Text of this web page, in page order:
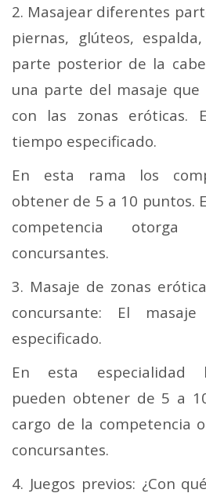
2. Masajear diferentes
piernas, glúteos,
parte posterior de la
una parte del masaje que
con las zonas eróticas.
tiempo especificado.
En esta rama los
obtener de 5 a 10 puntos.
competencia
concursantes.
3. Masaje de zonas
concursante: El
especificado.
En esta especialidad
pueden obtener de 5 a
cargo de la competencia
concursantes.
4. Juegos previos: ¿Con